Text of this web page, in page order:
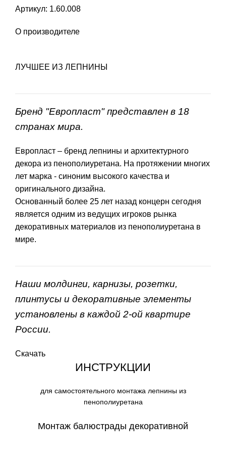
Артикул: 1.60.008
О производителе
ЛУЧШЕЕ ИЗ ЛЕПНИНЫ
Бренд "Европласт" представлен в 18
странах мира.
Европласт – бренд лепнины и архитектурного
декора из пенополиуретана. На протяжении многих
лет марка - синоним высокого качества и
оригинального дизайна.
Основанный более 25 лет назад концерн сегодня
является одним из ведущих игроков рынка
декоративных материалов из пенополиуретана в
мире.
Наши молдинги, карнизы, розетки,
плинтусы и декоративные элементы
установлены в каждой 2-ой квартире
России.
Скачать
ИНСТРУКЦИИ
для самостоятельного монтажа лепнины из
пенополиуретана
Монтаж балюстрады декоративной